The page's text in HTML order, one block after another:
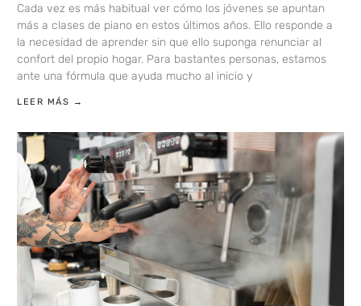
Cada vez es más habitual ver cómo los jóvenes se apuntan
más a clases de piano en estos últimos años. Ello responde a
la necesidad de aprender sin que ello suponga renunciar al
confort del propio hogar. Para bastantes personas, estamos
ante una fórmula que ayuda mucho al inicio y
LEER MÁS →